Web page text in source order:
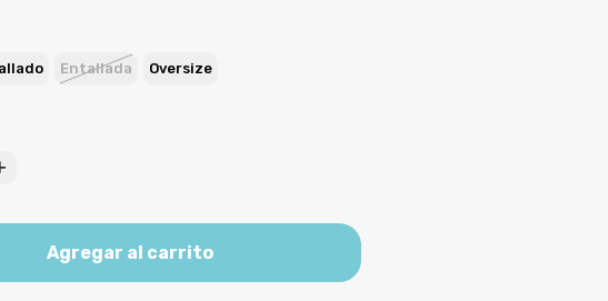
Entallada Oversize
Agregar al carrito